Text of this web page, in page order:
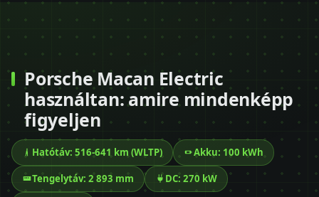
Porsche Macan Electric
használtan: amire mindenképp
figyeljen
Hatótáv: 516-641 km (WLTP) Akku: 100 kWh
Tengelytáv: 2 893 mm DC: 270 kW